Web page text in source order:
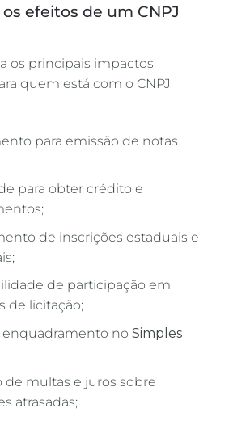
os efeitos de um CNPJ
os principais impactos
quem está com o CNPJ
para emissão de notas
para obter crédito e
de inscrições estaduais e
de participação em
de licitação;
enquadramento no Simples
de multas e juros sobre
atrasadas;